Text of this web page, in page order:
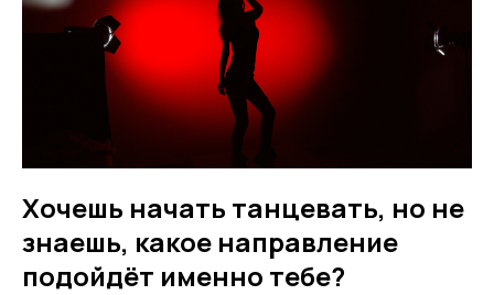
Хочешь начать танцевать, но не
знаешь, какое направление
подойдёт именно тебе?